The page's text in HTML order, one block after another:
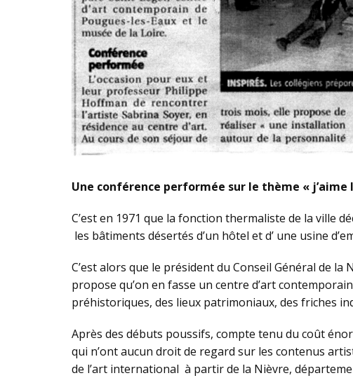
Une conférence performée sur le thème « j’aime
C’est en 1971 que la fonction thermaliste de la ville
les bâtiments désertés d’un hôtel et d’ une usine
C’est alors que le président du Conseil Général de
propose qu’on en fasse un centre d’art
préhistoriques, des lieux patrimoniaux, des friches
Après des débuts poussifs, compte tenu du coût
qui n’ont aucun droit de regard sur les contenus
de l’art international à partir de la Nièvre,